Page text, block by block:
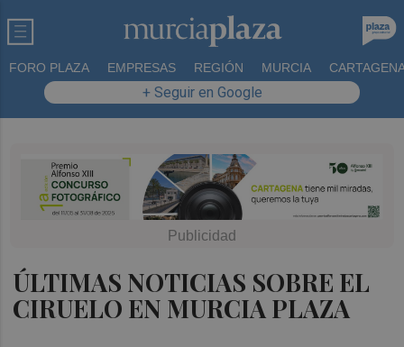
FORO PLAZA EMPRESAS REGIÓN MURCIA
+ Seguir en Google
ÚLTIMAS NOTICIAS SOBRE EL
CIRUELO EN MURCIA PLAZA